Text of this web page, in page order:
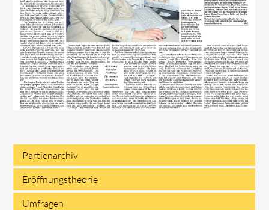
Navigation
überspringen
Partienarchiv
Eröffnungstheorie
Umfragen